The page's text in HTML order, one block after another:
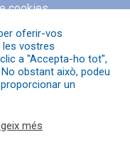
cookies
oferir-vos
les vostres
a "Accepta-ho tot",
obstant això, podeu
un
més